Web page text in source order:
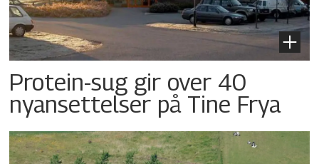
Protein-sug gir over 40
nyansettelser på Tine Frya